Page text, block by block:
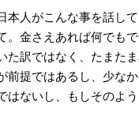
人がこんな事を話して
。金さえあれば何でもで
訳ではなく、たまた
前提ではあるし、少な
はないし、もしそのよ